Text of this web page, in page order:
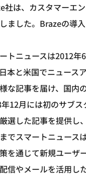
社は、カスタマーエ
ました。Brazeの導
トニュースは2012
本と米国でニュース
な記事を届け、国内
12月には初のサブ
選した記事を提供し
でスマートニュース
を通じて新規ユーザ
信やメールを活用し